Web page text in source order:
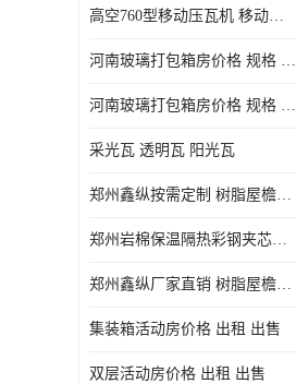
高空760型移动压瓦机 移动升降制瓦设备租赁选郑州鑫纵
河南玻璃打包箱房价格 规格 鑫纵建材按需定制
河南玻璃打包箱房价格 规格 鑫纵建材批发
采光瓦 透明瓦 阳光瓦
郑州鑫纵按需定制 树脂屋檐装饰塑料琉璃瓦片 中式仿古瓦的特点 价格
郑州岩棉保温隔热彩钢夹芯板 郑州鑫纵支持定做
郑州鑫纵厂家直销 树脂屋檐装饰塑料琉璃瓦片 中式仿古瓦的特点 价格
集装箱活动房价格 出租 出售
双层活动房价格 出租 出售